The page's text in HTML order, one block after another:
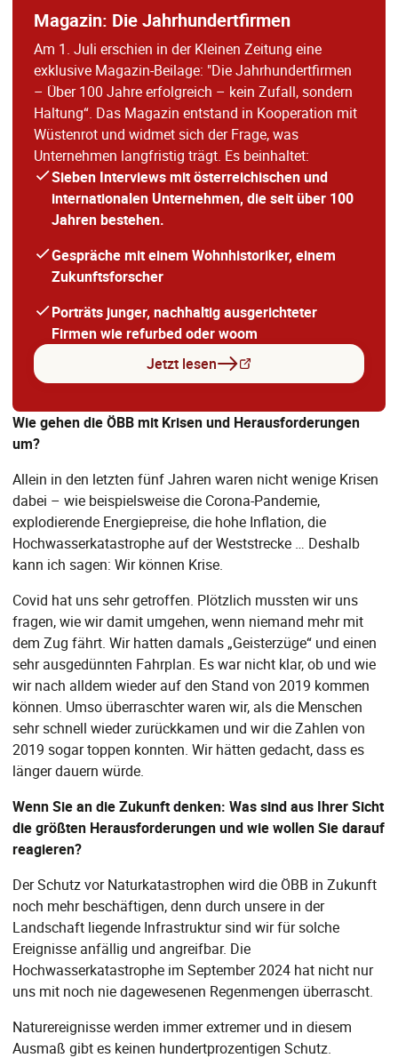
Magazin: Die Jahrhundertfirmen
Am 1. Juli erschien in der Kleinen Zeitung eine
exklusive Magazin-Beilage: "Die Jahrhundertfirmen
– Über 100 Jahre erfolgreich – kein Zufall, sondern
Haltung“. Das Magazin entstand in Kooperation mit
Wüstenrot und widmet sich der Frage, was
Unternehmen langfristig trägt. Es beinhaltet:
Sieben Interviews mit österreichischen und
internationalen Unternehmen, die seit über 100
Jahren bestehen.
Gespräche mit einem Wohnhistoriker, einem
Zukunftsforscher
Porträts junger, nachhaltig ausgerichteter
Firmen wie refurbed oder woom
Jetzt lesen
Wie gehen die ÖBB mit Krisen und Herausforderungen
um?
Allein in den letzten fünf Jahren waren nicht wenige Krisen
dabei – wie beispielsweise die Corona-Pandemie,
explodierende Energiepreise, die hohe Inflation, die
Hochwasserkatastrophe auf der Weststrecke … Deshalb
kann ich sagen: Wir können Krise.
Covid hat uns sehr getroffen. Plötzlich mussten wir uns
fragen, wie wir damit umgehen, wenn niemand mehr mit
dem Zug fährt. Wir hatten damals „Geisterzüge“ und einen
sehr ausgedünnten Fahrplan. Es war nicht klar, ob und wie
wir nach alldem wieder auf den Stand von 2019 kommen
können. Umso überraschter waren wir, als die Menschen
sehr schnell wieder zurückkamen und wir die Zahlen von
2019 sogar toppen konnten. Wir hätten gedacht, dass es
länger dauern würde.
Wenn Sie an die Zukunft denken: Was sind aus Ihrer Sicht
die größten Herausforderungen und wie wollen Sie darauf
reagieren?
Der Schutz vor Naturkatastrophen wird die ÖBB in Zukunft
noch mehr beschäftigen, denn durch unsere in der
Landschaft liegende Infrastruktur sind wir für solche
Ereignisse anfällig und angreifbar. Die
Hochwasserkatastrophe im September 2024 hat nicht nur
uns mit noch nie dagewesenen Regenmengen überrascht.
Naturereignisse werden immer extremer und in diesem
Ausmaß gibt es keinen hundertprozentigen Schutz.